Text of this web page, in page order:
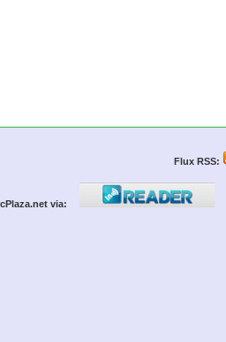
Flux RSS:
via: